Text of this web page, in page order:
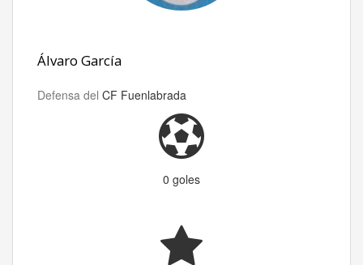
Álvaro García
Defensa del CF Fuenlabrada
0 goles